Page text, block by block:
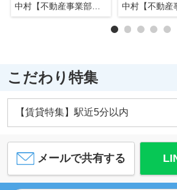
こだわり特集
【賃貸特集】駅近5分以内
メールで共有する